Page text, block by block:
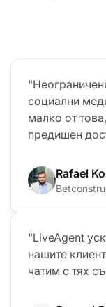
социални
малко от
предишен
Rafael
"LiveAgent
нашите
чатим с тях